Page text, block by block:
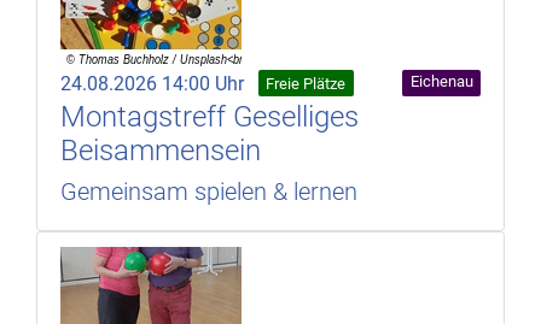
24.08.2026 14:00 Uhr Freie Plätze Eichenau
Montagstreff Geselliges
Beisammensein
Gemeinsam spielen & lernen